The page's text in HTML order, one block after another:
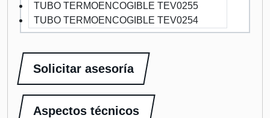
TUBO TERMOENCOGIBLE TEV0255
TUBO TERMOENCOGIBLE TEV0254
Solicitar asesoría
Aspectos técnicos